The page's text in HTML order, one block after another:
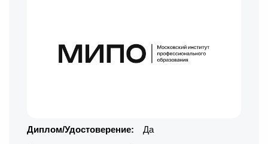
Диплом/Удостоверение:
Да